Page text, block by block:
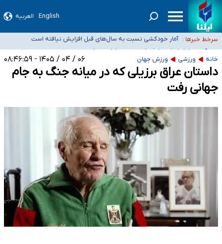
English العربیه
سرخط خبرها :
سیدحسن خمینی عزادار شد
آمار خودکشی نسبت به سال‌های قبل افزایش نیافته است
دستگیری عامل اصلی حادثه فوت حمیدرضا رجب‌زاده
نباید تفسیرهای سلیقه‌ای از مواضع رسمی کشور ارائه شود
«زیرمیزی» برای داوطلبان پزشکی سراب است/ دریافت‌های غیرمتعارف در شأن پزشکی
و کشورمان نیست/ نظام سلامت جلوی این رویه را بگیرد
خانه ورزشی ورزش جهان ۰۶ / ۰۴ / ۱۴۰۵ - ۰۸:۴۶:۵۹
داستان عراق برزیلی که در میانه جنگ به جام
جهانی رفت